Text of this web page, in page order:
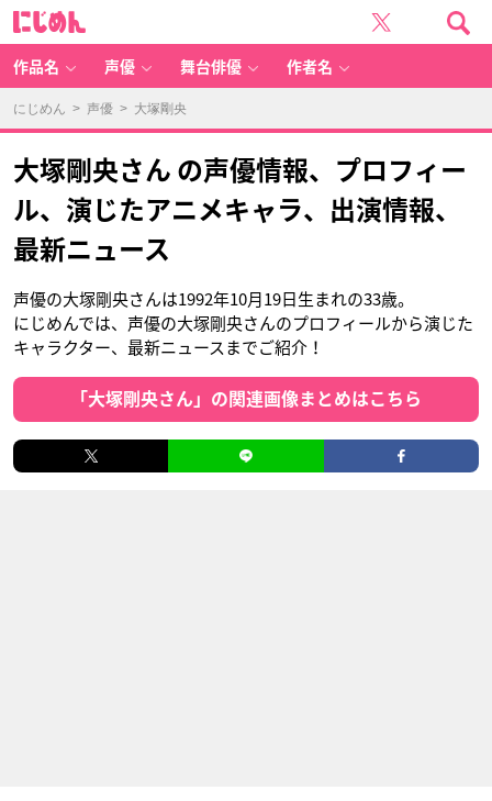
作品名 声優 舞台俳優 作者名
にじめん > 声優 > 大塚剛央
大塚剛央さん の声優情報、プロフィー
ル、演じたアニメキャラ、出演情報、
最新ニュース
声優の大塚剛央さんは1992年10月19日生まれの33歳。
にじめんでは、声優の大塚剛央さんのプロフィールから演じた
キャラクター、最新ニュースまでご紹介！
「大塚剛央さん」の関連画像まとめはこちら